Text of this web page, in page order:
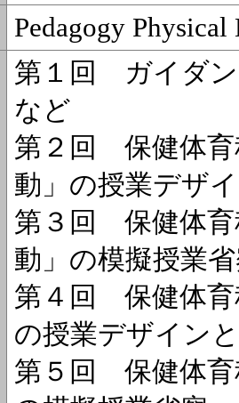
Pedagogy
第１回 ガイダン
など
第２回 保健体育
動」の授業デザ
第３回 保健体育
動」の模擬授業
第４回 保健体育
の授業デザイン
第５回 保健体育